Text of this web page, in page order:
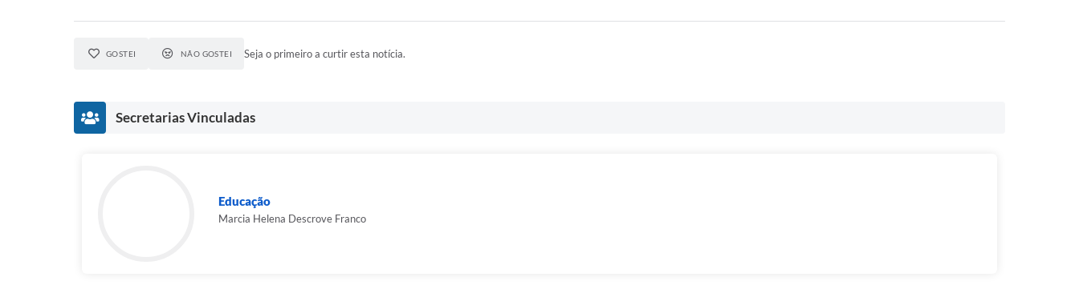
GOSTEI NÃO GOSTEI Seja o primeiro a curtir esta notícia.
Secretarias Vinculadas
Educação
Marcia Helena Descrove Franco